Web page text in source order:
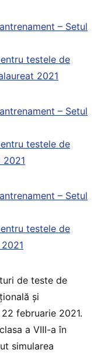
– Setul
testele de
2021
– Setul
testele de
2021
– Setul
testele de
de teste de
și
februarie 2021.
a VIII-a în
simularea